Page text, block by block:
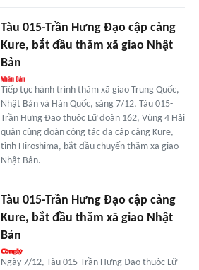
Tàu 015-Trần Hưng Đạo cập cảng
Kure, bắt đầu thăm xã giao Nhật
Bản
Tiếp tục hành trình thăm xã giao Trung Quốc,
Nhật Bản và Hàn Quốc, sáng 7/12, Tàu 015-
Trần Hưng Đạo thuộc Lữ đoàn 162, Vùng 4 Hải
quân cùng đoàn công tác đã cập cảng Kure,
tỉnh Hiroshima, bắt đầu chuyến thăm xã giao
Nhật Bản.
Tàu 015-Trần Hưng Đạo cập cảng
Kure, bắt đầu thăm xã giao Nhật
Bản
Ngày 7/12, Tàu 015-Trần Hưng Đạo thuộc Lữ